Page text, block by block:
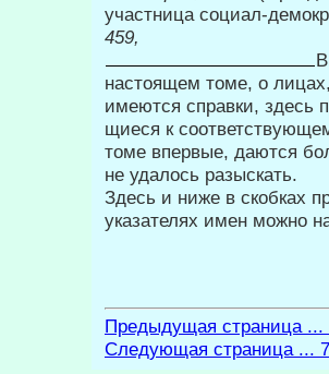
участница социал-
459,
настоящем томе, о
имеются справки, здесь
щиеся к
томе впервые, даются
не удалось разыскать.
Здесь и ниже в скобках
указателях имен мож­но
Предыдущая страница ...
Следующая страница ...